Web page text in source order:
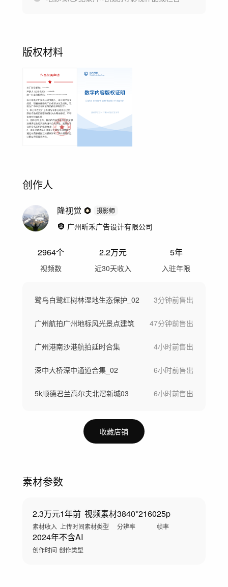
版权材料
创作人
隆视觉 摄影师
广州昕禾广告设计有限公司
2964个
视频数
2.2万元
近30天收入
5年
入驻年限
鹭鸟白鹭红树林湿地生态保护_02 3分钟前售出
广州航拍广州地标风光景点建筑 47分钟前售出
广州港南沙港航拍延时合集 4小时前售出
深中大桥深中通道合集_02 6小时前售出
5k顺德君兰高尔夫北滘新城03 6小时前售出
收藏店铺
素材参数
2.3万元
素材收入
1年前
上传时间
视频素材
素材类型
3840*2160
分辨率
25p
帧率
2024年
创作时间
不含AI
创作类型